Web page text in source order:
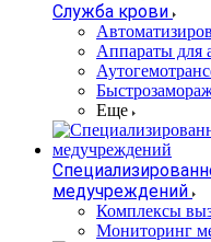
Служба крови
Аппараты для
Еще
медучреждений
Комплексы
Мониторинг